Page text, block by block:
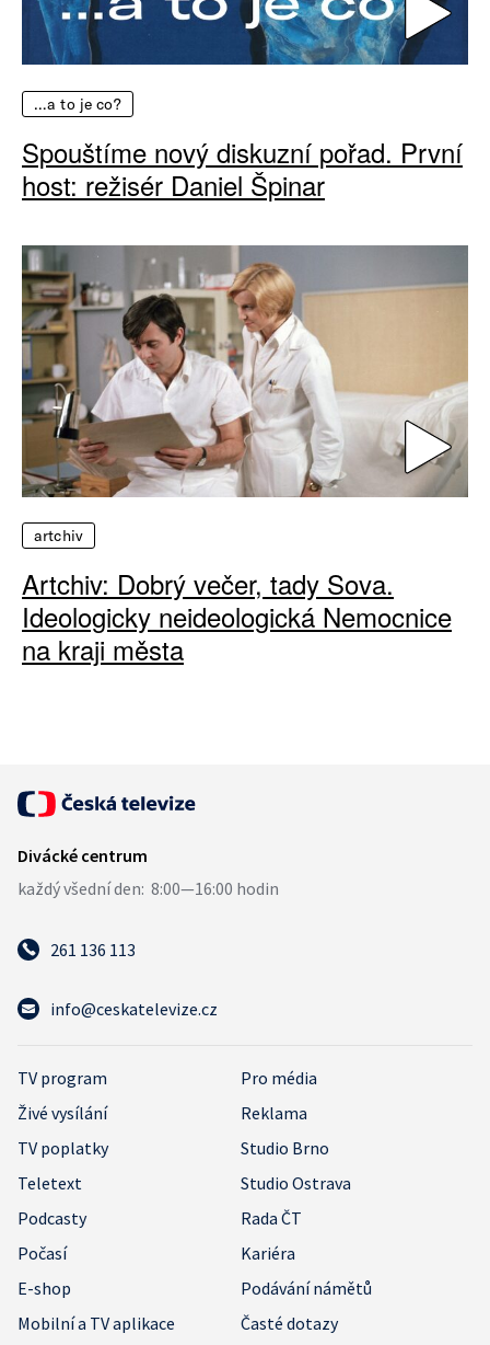
…a to je co?
Spouštíme nový diskuzní pořad. První
host: režisér Daniel Špinar
artchiv
Artchiv: Dobrý večer, tady Sova.
Ideologicky neideologická Nemocnice
na kraji města
261 136 113
info@ceskatelevize.cz
TV program
Pro média
Živé vysílání
Reklama
TV poplatky
Studio Brno
Teletext
Studio Ostrava
Podcasty
Rada ČT
Počasí
Kariéra
E-shop
Podávání námětů
Mobilní a TV aplikace
Časté dotazy